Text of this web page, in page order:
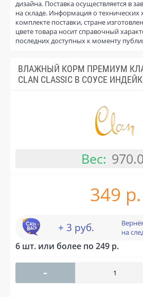
дизайна. Поставка осуществляется в
на складе. Информация о технических
комплекте поставки, стране
цвете товара носит справочный
последних доступных к моменту
ВЛАЖНЫЙ КОРМ ПРЕМИУМ
CLAN CLASSIC В СОУСЕ
Вес:
349 р.
+ 3 руб.
на
6 шт. или более по 249 р.
-